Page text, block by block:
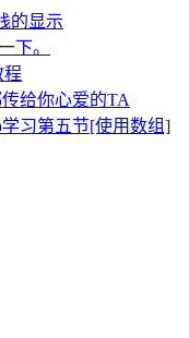
的显示
下。
程
给你心爱的TA
学习第五节[使用数组]